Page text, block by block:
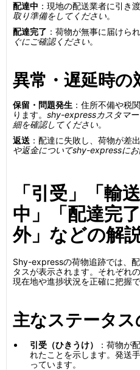
配達中 ：現地の配送業者に引き
取り準備をしてください。
配達完了 ：荷物が無事に届けら
ぐにご確認ください。
異常・遅延時の
保留・問題発生 ：住所不備や税
ります。 shy-expressカスタマ
細を確認してください。
返送 ：配達に失敗し、荷物が差
や返金についてshy-expressに
「引受」「輸
中」「配達完
外」などの解
Shy-expressの荷物追跡では、
タスが表示されます。それぞれ
現在地や進捗状況を正確に把握で
主なステータス
引受（ひきうけ）
：荷物が
れたことを示します。発送
っています。